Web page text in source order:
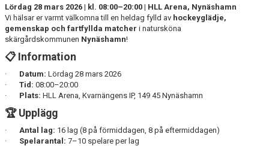
Lördag 28 mars 2026 | kl. 08:00–20:00 | HLL Arena, Nynäshamn
Vi hälsar er varmt välkomna till en heldag fylld av hockeyglädje,
gemenskap och fartfyllda matcher i natursköna
skärgårdskommunen Nynäshamn!
📋 Information
· Datum: Lördag 28 mars 2026
· Tid: 08:00–20:00
· Plats: HLL Arena, Kvarnängens IP, 149 45 Nynäshamn
🏆 Upplägg
· Antal lag: 16 lag (8 på förmiddagen, 8 på eftermiddagen)
· Spelarantal: 7–10 spelare per lag